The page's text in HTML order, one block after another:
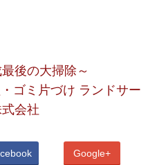
後の大掃除～
ゴミ片づけ ランドサー
会社
Google+